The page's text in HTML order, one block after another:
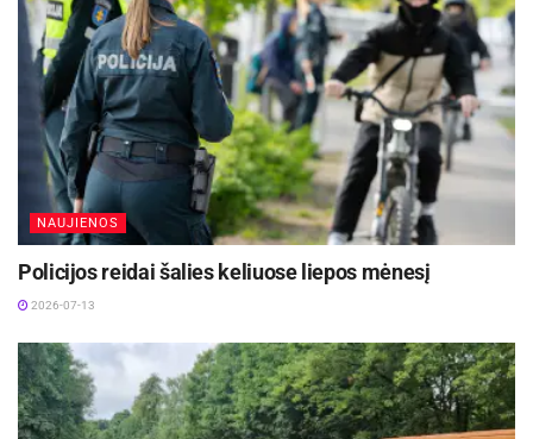
NAUJIENOS
Policijos reidai šalies keliuose liepos mėnesį
2026-07-13